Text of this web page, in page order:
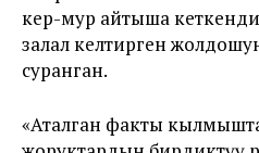
кер-мур айтыша
залал келтирген
суранган.
«Аталган факты